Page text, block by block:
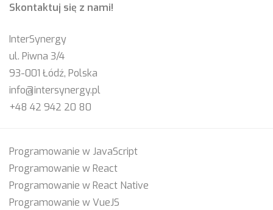
Skontaktuj się z nami!
InterSynergy
ul. Piwna 3/4
93-001 Łódź, Polska
info@intersynergy.pl
+48 42 942 20 80
Programowanie w JavaScript
Programowanie w React
Programowanie w React Native
Programowanie w VueJS